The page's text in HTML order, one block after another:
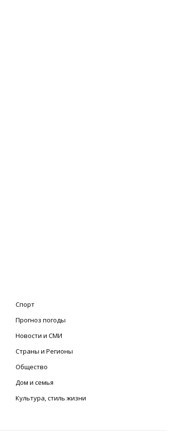
Спорт
Прогноз погоды
Новости и СМИ
Страны и Регионы
Общество
Дом и семья
Культура, стиль жизни